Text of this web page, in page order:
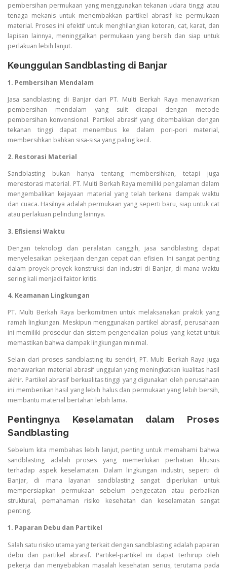
pembersihan permukaan yang menggunakan tekanan udara tinggi atau
tenaga mekanis untuk menembakkan partikel abrasif ke permukaan
material. Proses ini efektif untuk menghilangkan kotoran, cat, karat, dan
lapisan lainnya, meninggalkan permukaan yang bersih dan siap untuk
perlakuan lebih lanjut.
Keunggulan Sandblasting di Banjar
1. Pembersihan Mendalam
Jasa sandblasting di Banjar dari PT. Multi Berkah Raya menawarkan
pembersihan mendalam yang sulit dicapai dengan metode
pembersihan konvensional. Partikel abrasif yang ditembakkan dengan
tekanan tinggi dapat menembus ke dalam pori-pori material,
membersihkan bahkan sisa-sisa yang paling kecil.
2. Restorasi Material
Sandblasting bukan hanya tentang membersihkan, tetapi juga
merestorasi material. PT. Multi Berkah Raya memiliki pengalaman dalam
mengembalikan kejayaan material yang telah terkena dampak waktu
dan cuaca. Hasilnya adalah permukaan yang seperti baru, siap untuk cat
atau perlakuan pelindung lainnya.
3. Efisiensi Waktu
Dengan teknologi dan peralatan canggih, jasa sandblasting dapat
menyelesaikan pekerjaan dengan cepat dan efisien. Ini sangat penting
dalam proyek-proyek konstruksi dan industri di Banjar, di mana waktu
sering kali menjadi faktor kritis.
4. Keamanan Lingkungan
PT. Multi Berkah Raya berkomitmen untuk melaksanakan praktik yang
ramah lingkungan. Meskipun menggunakan partikel abrasif, perusahaan
ini memiliki prosedur dan sistem pengendalian polusi yang ketat untuk
memastikan bahwa dampak lingkungan minimal.
Selain dari proses sandblasting itu sendiri, PT. Multi Berkah Raya juga
menawarkan material abrasif unggulan yang meningkatkan kualitas hasil
akhir. Partikel abrasif berkualitas tinggi yang digunakan oleh perusahaan
ini memberikan hasil yang lebih halus dan permukaan yang lebih bersih,
membantu material bertahan lebih lama.
Pentingnya Keselamatan dalam Proses
Sandblasting
Sebelum kita membahas lebih lanjut, penting untuk memahami bahwa
sandblasting adalah proses yang memerlukan perhatian khusus
terhadap aspek keselamatan. Dalam lingkungan industri, seperti di
Banjar, di mana layanan sandblasting sangat diperlukan untuk
mempersiapkan permukaan sebelum pengecatan atau perbaikan
struktural, pemahaman risiko kesehatan dan keselamatan sangat
penting.
1. Paparan Debu dan Partikel
Salah satu risiko utama yang terkait dengan sandblasting adalah paparan
debu dan partikel abrasif. Partikel-partikel ini dapat terhirup oleh
pekerja dan menyebabkan masalah kesehatan serius, terutama pada